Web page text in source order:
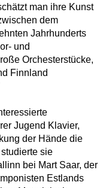
man ihre Kunst
dem
Jahrhunderts
und
Orchesterstücke,
Finnland
Jugend Klavier,
der Hände die
sie
bei Mart Saar, der
Estlands